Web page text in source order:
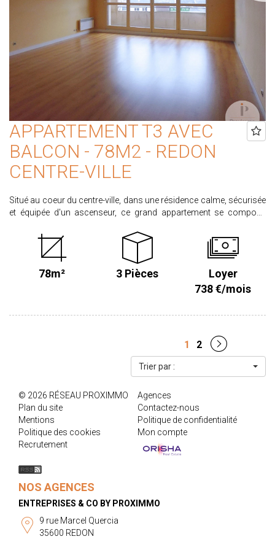
APPARTEMENT T3 AVEC
BALCON - 78M2 - REDON
CENTRE-VILLE
Situé au coeur du centre-ville, dans une résidence calme, sécurisée
et équipée d'un ascenseur, ce grand appartement se compose
aménagée et équipée (four, plaques de cuisson, hotte,
réfrigérateur), de deux chambres, d'une salle d'eau avec
rangements, de WC séparés et d'un cellier. Une cave ainsi qu'un
balcon complètent ce bien. Disponible immédiatement Loyer :
640.00 € plus 98.00 € de provisions sur charges correspondant
risques auxquels ce bien est exposé sont disponibles sur le site
www.georisques.gouv.fr Retrouvez l'ensemble de nos biens sur
www.proximmo-immobilier.com
78m² 3 Pièces
Loyer
738 €/mois
1 2
Trier par :
© 2026 RÉSEAU PROXIMMO
Agences
Plan du site
Contactez-nous
Mentions
Politique de confidentialité
Politique des cookies
Mon compte
Recrutement
NOS AGENCES
ENTREPRISES & CO BY PROXIMMO
9 rue Marcel Quercia
35600 REDON